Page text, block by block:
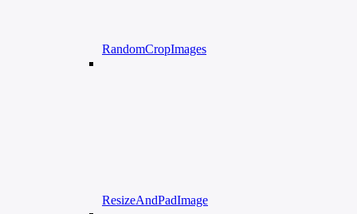
RandomCropImages
ResizeAndPadImage